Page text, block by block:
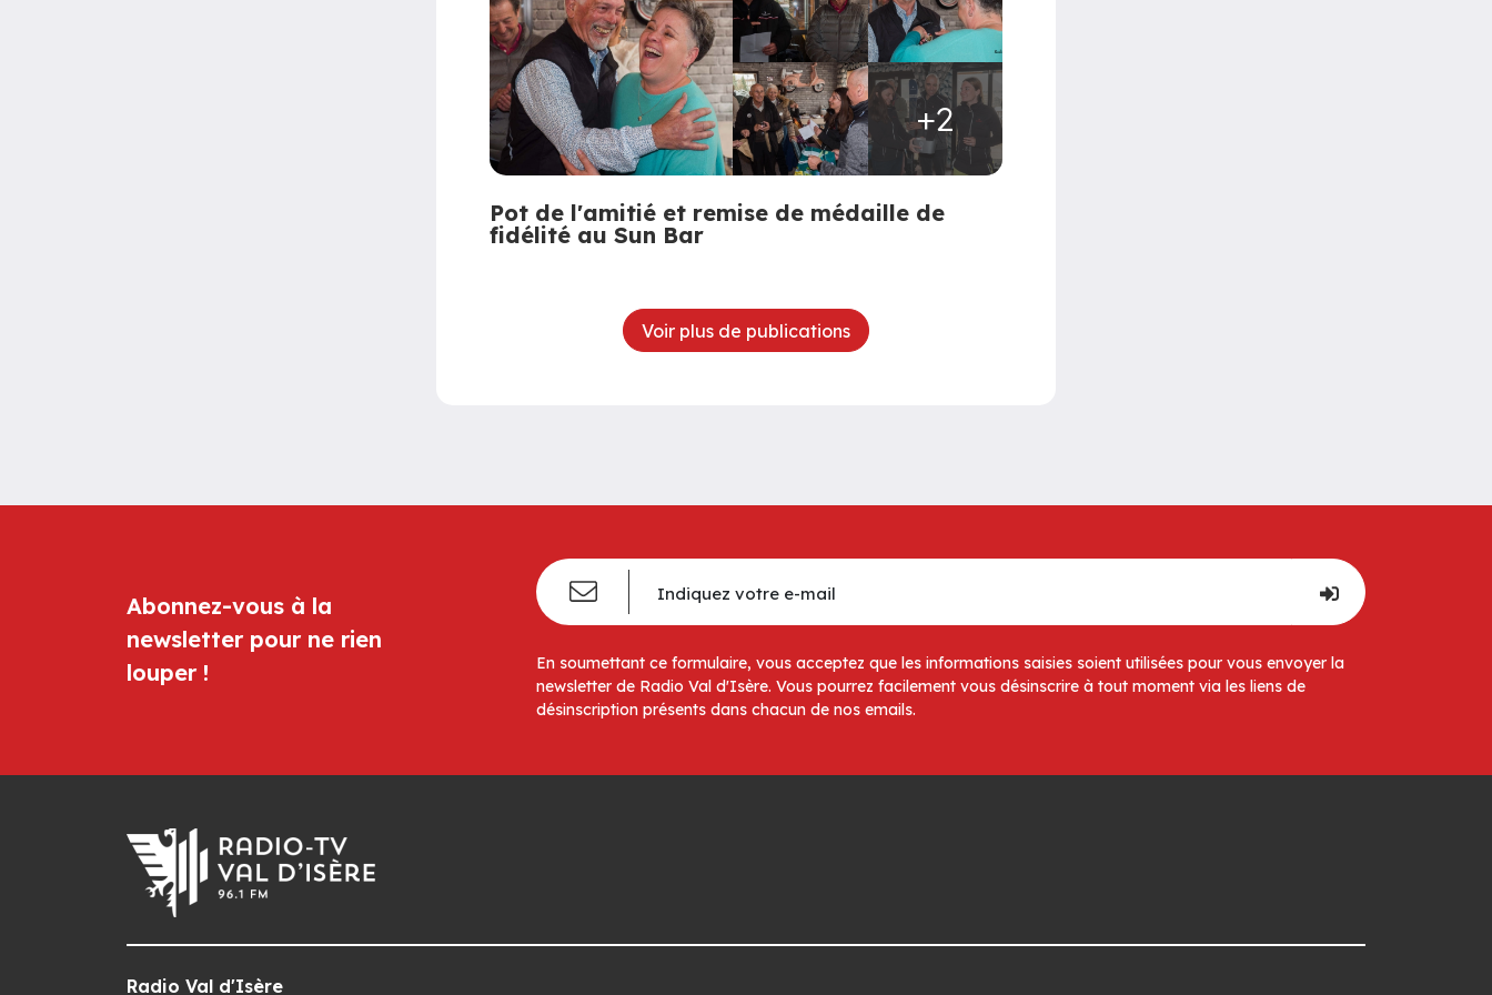
+2
Pot de l'amitié et remise de médaille de
fidélité au Sun Bar
Voir plus de publications
Abonnez-vous à la
newsletter pour ne rien
louper !
En soumettant ce formulaire, vous acceptez que les informations saisies soient utilisées pour vous envoyer la
newsletter de Radio Val d'Isère. Vous pourrez facilement vous désinscrire à tout moment via les liens de
désinscription présents dans chacun de nos emails.
Radio Val d'Isère